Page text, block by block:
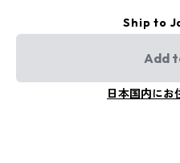
Ship to
Add
日本国内にお